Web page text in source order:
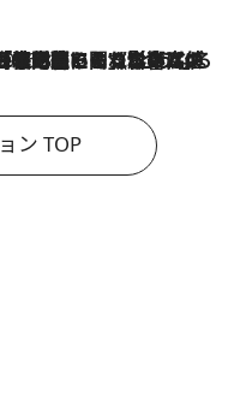
れない…」「サーチャージ料の高値が続いている」ホルムズ海峡封鎖による影響はいつまで続く？《エネルギー専門家に聞く“どうなる日本の暮らし”》
ン TOP